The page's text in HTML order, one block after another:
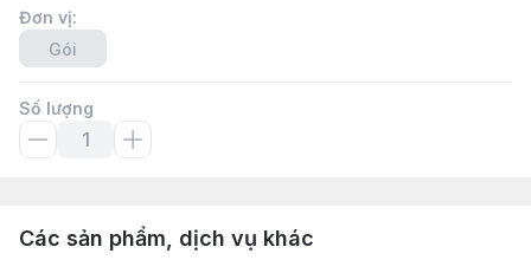
Đơn vị:
Gói
Số lượng
Các sản phẩm, dịch vụ khác